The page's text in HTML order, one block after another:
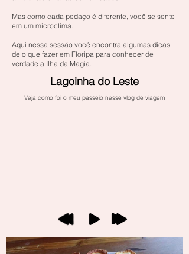
Mas como cada pedaço é diferente, você se sente
em um microclima.
Aqui nessa sessão você encontra algumas dicas
de o que fazer em Floripa para conhecer de
verdade a Ilha da Magia.
Lagoinha do Leste
Veja como foi o meu passeio nesse vlog de viagem